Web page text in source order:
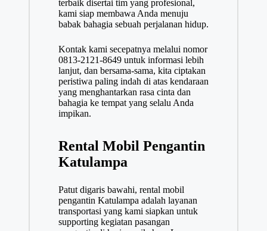
terbaik disertai tim yang profesional,
kami siap membawa Anda menuju
babak bahagia sebuah perjalanan hidup.
Kontak kami secepatnya melalui nomor
0813-2121-8649untuk informasi lebih
lanjut, dan bersama-sama, kita ciptakan
peristiwa paling indah di atas kendaraan
yang menghantarkan rasa cinta dan
bahagia ke tempat yang selalu Anda
impikan.
Rental Mobil Pengantin
Katulampa
Patut digaris bawahi, rental mobil
pengantin Katulampa adalah layanan
transportasi yang kami siapkan untuk
supporting kegiatan pasangan